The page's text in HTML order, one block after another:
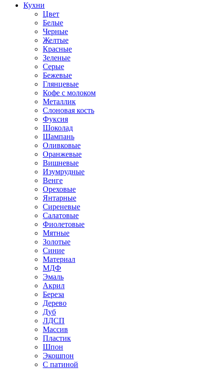
Кухни
Цвет
Белые
Черные
Желтые
Красные
Зеленые
Серые
Бежевые
Глянцевые
Кофе с молоком
Металлик
Слоновая кость
Фуксия
Шоколад
Шампань
Оливковые
Оранжевые
Вишневые
Изумрудные
Венге
Ореховые
Янтарные
Сиреневые
Салатовые
Фиолетовые
Мятные
Золотые
Синие
Материал
МДФ
Эмаль
Акрил
Береза
Дерево
Дуб
ЛДСП
Массив
Пластик
Шпон
Экошпон
С патиной